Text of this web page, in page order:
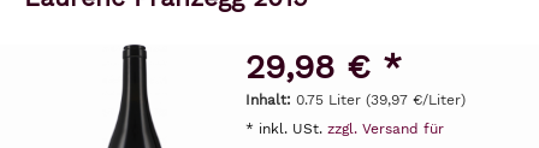
29,98 € *
Inhalt: 0.75 Liter (39,97 €/Liter)
* inkl. USt. zzgl. Versand für